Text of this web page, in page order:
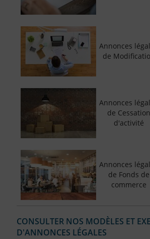
Annonces
de
Annonces
de Cessation
d'activité
Annonces
de Fonds de
commerce
CONSULTER NOS MODÈLES ET
D'ANNONCES LÉGALES